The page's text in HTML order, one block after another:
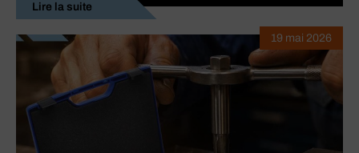
Lire la suite
19 mai 2026